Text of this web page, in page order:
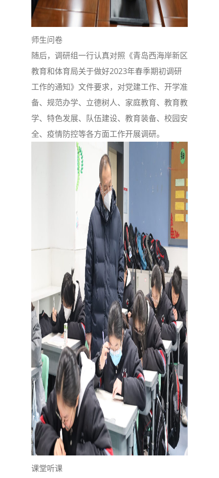
师生问卷
随后，调研组一行认真对照《青岛西海岸新区
教育和体育局关于做好2023年春季期初调研
工作的通知》文件要求，对党建工作、开学准
备、规范办学、立德树人、家庭教育、教育教
学、特色发展、队伍建设、教育装备、校园安
全、疫情防控等各方面工作开展调研。
课堂听课